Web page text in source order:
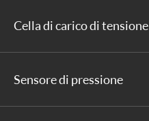
Cella di carico di tensione
Sensore di pressione